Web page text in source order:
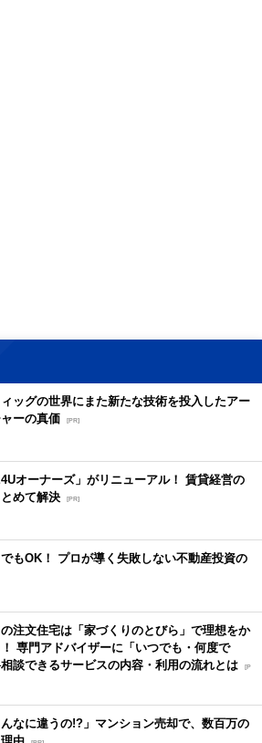
ィッグの世界にまた新たな技術を投入したアー
ャーの真価 [PR]
オーナーズ」がリニューアル！ 賃貸経営の
めて解決 [PR]
もOK！ プロが導く失敗しない不動産投資の
注文住宅は「家づくりのとびら」で理想をか
専門アドバイザーに「いつでも・何度で
談できるサービスの内容・利用の流れとは [P
んなに違うの!?」マンション売却で、数百万の
由